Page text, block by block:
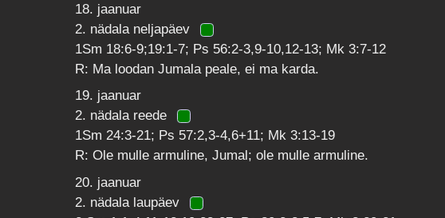
18. jaanuar
2. nädala neljapäev
1Sm 18:6-9;19:1-7; Ps 56:2-3,9-10,12-13; Mk 3:7-12
R: Ma loodan Jumala peale, ei ma karda.
19. jaanuar
2. nädala reede
1Sm 24:3-21; Ps 57:2,3-4,6+11; Mk 3:13-19
R: Ole mulle armuline, Jumal; ole mulle armuline.
20. jaanuar
2. nädala laupäev